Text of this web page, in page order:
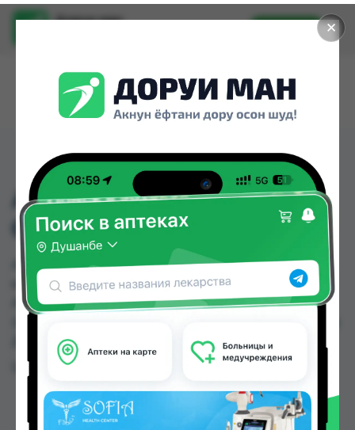
✕
Доруи ман
Установить
АМОКСИКЛАВ 156МГ
СУСП 100МЛ (ОРИГ)
АМОКСИКЛАВ 156МГ СУСП 100МЛ (ОРИГ)
можно купить или заказать в аптеках, Аптека
АХРОМ, Дорухонаи "Гулчехр", Халоват
Душанбе и других городах Таджикистана
Цена: от46.00 TJS